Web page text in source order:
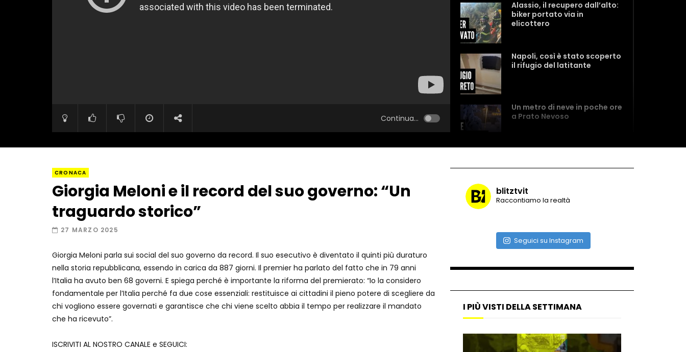
Continua...
Alassio, il recupero dall’alto:
biker portato via in
elicottero
Napoli, così è stato scoperto
il rifugio del latitante
Un metro di neve in poche ore
a Prato Nevoso
museo: ecco cosa c’è nelle
nella villa-showroom
Gioia Tauro, carico esplosivo
CRONACA
Giorgia Meloni e il record del suo governo: “Un
traguardo storico”
27 MARZO 2025
Giorgia Meloni parla sui social del suo governo da record. Il suo esecutivo è diventato il quinti più duraturo
nella storia repubblicana, essendo in carica da 887 giorni. Il premier ha parlato del fatto che in 79 anni
l’Italia ha avuto ben 68 governi. E spiega perché è importante la riforma del premierato: “Io la considero
fondamentale per l’Italia perché fa due cose essenziali: restituisce ai cittadini il pieno potere di scegliere da
chi vogliono essere governati e garantisce che chi viene scelto abbia il tempo per realizzare il mandato
che ha ricevuto”.
ISCRIVITI AL NOSTRO CANALE e SEGUICI:
blitztvit
Raccontiamo la realtà
Seguici su Instagram
I PIÙ VISTI DELLA SETTIMANA